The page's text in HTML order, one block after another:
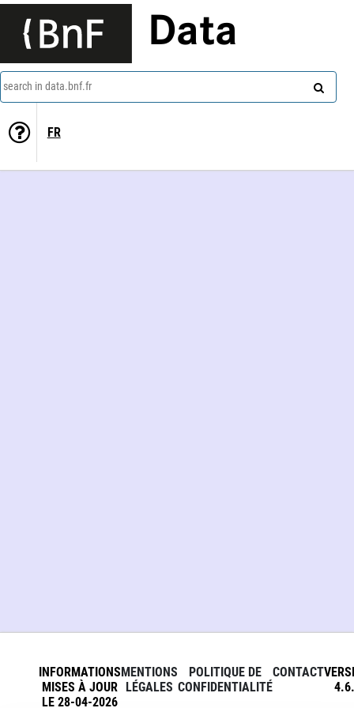
Data
search in data.bnf.fr
FR
INFORMATIONS
MISES À JOUR
LE 28-04-2026
MENTIONS
LÉGALES
POLITIQUE DE
CONFIDENTIALITÉ
CONTACT